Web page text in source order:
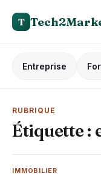
T
Entreprise
RUBRIQUE
Étiquette :
IMMOBILIER